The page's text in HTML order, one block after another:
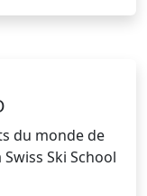
du monde de
Ski School